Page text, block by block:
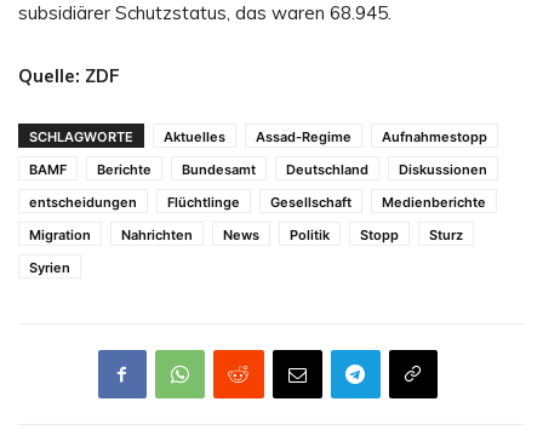
subsidiärer Schutzstatus, das waren 68.945.
Quelle: ZDF
SCHLAGWORTE Aktuelles Assad-Regime
Aufnahmestopp
BAMF
Berichte Bundesamt Deutschland
Diskussionen
entscheidungen
Flüchtlinge Gesellschaft
Medienberichte
Migration
Nahrichten News Politik Stopp
Sturz
Syrien